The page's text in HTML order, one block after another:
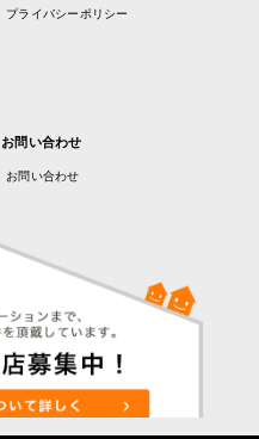
プライバシーポリシー
お問い合わせ
お問い合わせ